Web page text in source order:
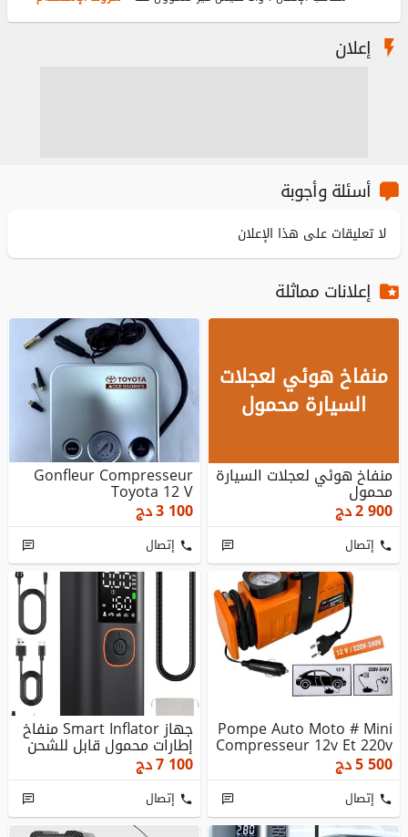
إعلان
أسئلة وأجوبة
لا تعليقات على هذا الإعلان
إعلانات مماثلة
منفاخ هوئي لعجلات
السيارة محمول
منفاخ هوئي لعجلات السيارة
محمول
2 900دج
إتصال
Gonfleur Compresseur
Toyota 12 V
3 100دج
إتصال
Pompe Auto Moto # Mini
Compresseur 12v Et 220v
5 500دج
إتصال
جهاز Smart Inflator منفاخ
إطارات محمول قابل للشحن
7 100دج
إتصال